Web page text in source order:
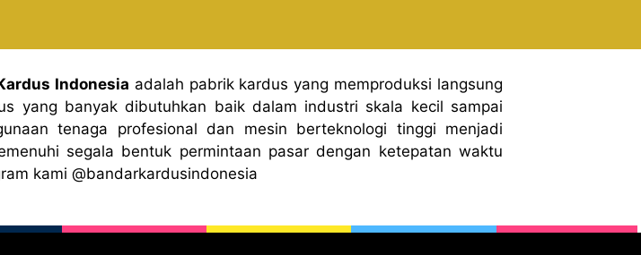
Indonesia adalah pabrik kardus yang memproduksi langsung
yang banyak dibutuhkan baik dalam industri skala kecil sampai
tenaga profesional dan mesin berteknologi tinggi menjadi
segala bentuk permintaan pasar dengan ketepatan waktu
kami @bandarkardusindonesia